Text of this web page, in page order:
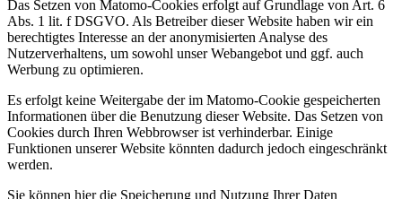
Das Setzen von Matomo-Cookies erfolgt auf Grundlage von Art. 6
Abs. 1 lit. f DSGVO. Als Betreiber dieser Website haben wir ein
berechtigtes Interesse an der anonymisierten Analyse des
Nutzerverhaltens, um sowohl unser Webangebot und ggf. auch
Werbung zu optimieren.
Es erfolgt keine Weitergabe der im Matomo-Cookie gespeicherten
Informationen über die Benutzung dieser Website. Das Setzen von
Cookies durch Ihren Webbrowser ist verhinderbar. Einige
Funktionen unserer Website könnten dadurch jedoch eingeschränkt
werden.
Sie können hier die Speicherung und Nutzung Ihrer Daten